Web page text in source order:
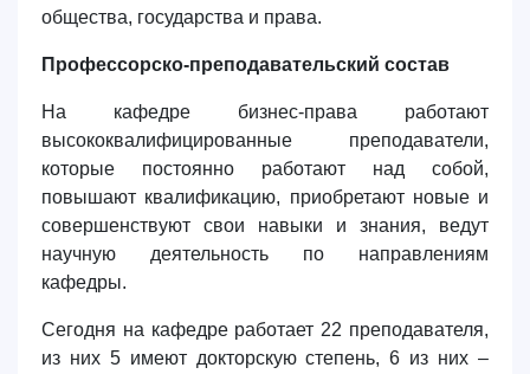
общества, государства и права.
Профессорско-преподавательский состав
На кафедре бизнес-права работают
высококвалифицированные преподаватели,
которые постоянно работают над собой,
повышают квалификацию, приобретают новые и
совершенствуют свои навыки и знания, ведут
научную деятельность по направлениям
кафедры.
Сегодня на кафедре работает 22 преподавателя,
из них 5 имеют докторскую степень, 6 из них –